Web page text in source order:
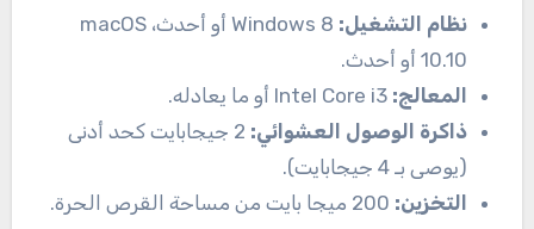
نظام التشغيل:
Windows 8 أو أحدث، macOS
10.10 أو أحدث.
المعالج:
ذاكرة الوصول العشوائي:
2 جيجابايت كحد أدنى
(يوصى بـ 4 جيجابايت).
التخزين: